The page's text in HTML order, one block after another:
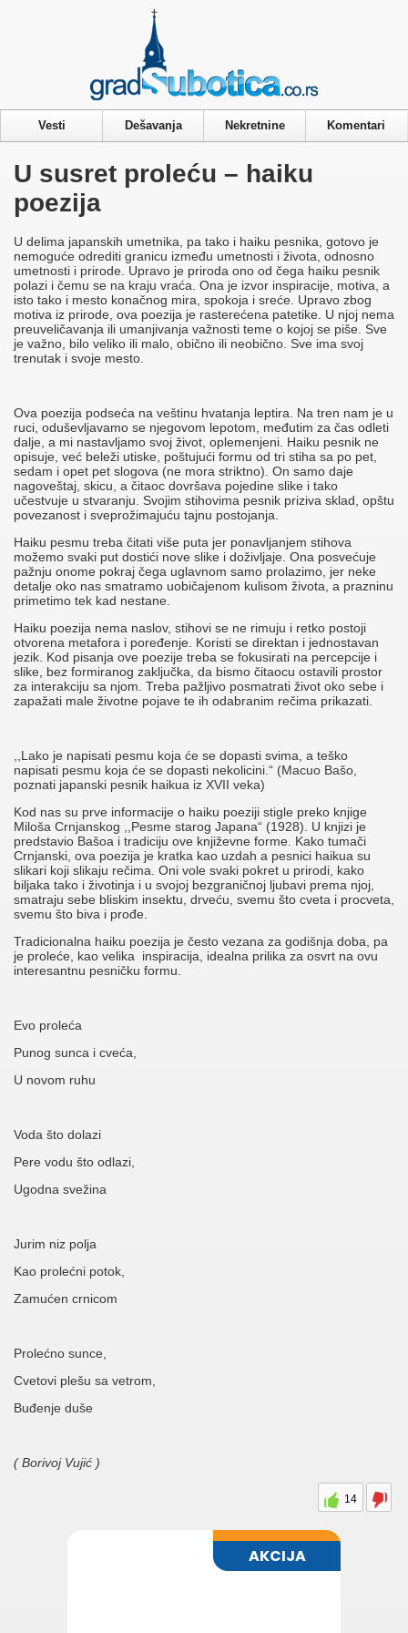
Vesti Dešavanja Nekretnine Komentari
U susret proleću – haiku
poezija
U delima japanskih umetnika, pa tako i haiku pesnika, gotovo je
nemoguće odrediti granicu između umetnosti i života, odnosno
umetnosti i prirode. Upravo je priroda ono od čega haiku pesnik
polazi i čemu se na kraju vraća. Ona je izvor inspiracije, motiva, a
isto tako i mesto konačnog mira, spokoja i sreće. Upravo zbog
motiva iz prirode, ova poezija je rasterećena patetike. U njoj nema
preuveličavanja ili umanjivanja važnosti teme o kojoj se piše. Sve
je važno, bilo veliko ili malo, obično ili neobično. Sve ima svoj
trenutak i svoje mesto.
Ova poezija podseća na veštinu hvatanja leptira. Na tren nam je u
ruci, oduševljavamo se njegovom lepotom, međutim za čas odleti
dalje, a mi nastavljamo svoj život, oplemenjeni. Haiku pesnik ne
opisuje, već beleži utiske, poštujući formu od tri stiha sa po pet,
sedam i opet pet slogova (ne mora striktno). On samo daje
nagoveštaj, skicu, a čitaoc dovršava pojedine slike i tako
učestvuje u stvaranju. Svojim stihovima pesnik priziva sklad, opštu
povezanost i sveprožimajuću tajnu postojanja.
Haiku pesmu treba čitati više puta jer ponavljanjem stihova
možemo svaki put dostići nove slike i doživljaje. Ona posvećuje
pažnju onome pokraj čega uglavnom samo prolazimo, jer neke
detalje oko nas smatramo uobičajenom kulisom života, a prazninu
primetimo tek kad nestane.
Haiku poezija nema naslov, stihovi se ne rimuju i retko postoji
otvorena metafora i poređenje. Koristi se direktan i jednostavan
jezik. Kod pisanja ove poezije treba se fokusirati na percepcije i
slike, bez formiranog zaključka, da bismo čitaocu ostavili prostor
za interakciju sa njom. Treba pažljivo posmatrati život oko sebe i
zapažati male životne pojave te ih odabranim rečima prikazati.
,,Lako je napisati pesmu koja će se dopasti svima, a teško
napisati pesmu koja će se dopasti nekolicini.“ (Macuo Bašo,
poznati japanski pesnik haikua iz XVII veka)
Kod nas su prve informacije o haiku poeziji stigle preko knjige
Miloša Crnjanskog ,,Pesme starog Japana“ (1928). U knjizi je
predstavio Bašoa i tradiciju ove književne forme. Kako tumači
Crnjanski, ova poezija je kratka kao uzdah a pesnici haikua su
slikari koji slikaju rečima. Oni vole svaki pokret u prirodi, kako
biljaka tako i životinja i u svojoj bezgraničnoj ljubavi prema njoj,
smatraju sebe bliskim insektu, drveću, svemu što cveta i procveta,
svemu što biva i prođe.
Tradicionalna haiku poezija je često vezana za godišnja doba, pa
je proleće, kao velika inspiracija, idealna prilika za osvrt na ovu
interesantnu pesničku formu.
Evo proleća
Punog sunca i cveća,
U novom ruhu
Voda što dolazi
Pere vodu što odlazi,
Ugodna svežina
Jurim niz polja
Kao prolećni potok,
Zamućen crnicom
Prolećno sunce,
Cvetovi plešu sa vetrom,
Buđenje duše
( Borivoj Vujić )
14
Privacy & Cookies Policy